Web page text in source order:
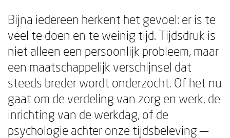
Bijna iedereen herkent het gevoel: er is te
veel te doen en te weinig tijd. Tijdsdruk is
niet alleen een persoonlijk probleem, maar
een maatschappelijk verschijnsel dat
steeds breder wordt onderzocht. Of het nu
gaat om de verdeling van zorg en werk, de
inrichting van de werkdag, of de
psychologie achter onze tijdsbeleving —